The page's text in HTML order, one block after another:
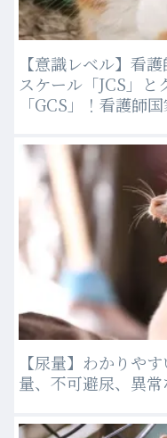
【意識レベル】看
スケール「JCS」
「GCS」！看護師
【尿量】わかりや
量、不可避尿、異常